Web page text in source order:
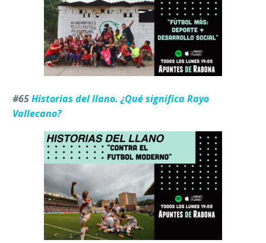
#65Historias del llano. ¿Qué significa Rayo
Vallecano?